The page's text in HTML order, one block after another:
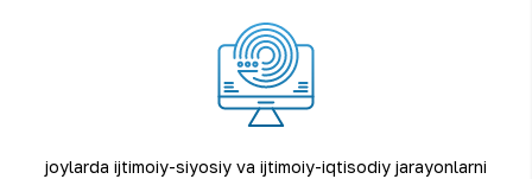
joylarda ijtimoiy-siyosiy va ijtimoiy-iqtisodiy jarayonlarni